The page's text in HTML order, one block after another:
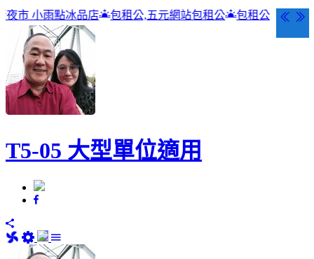
包租公,五元網站包租公 包租公
T5-05 大型單位適用